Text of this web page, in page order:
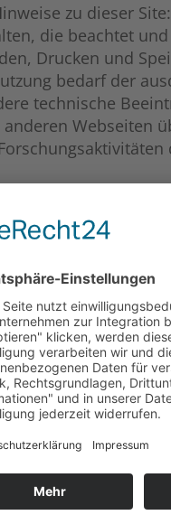
zu dieser
die beachtet
Drucken und
bedarf der
technische
Webseiten
Ausübung der
voestalpine AG,
Linz.